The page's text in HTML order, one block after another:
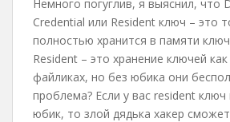
Немного погуглив, я выяснил, что
Credential или Resident ключ – это
полностью хранится в памяти
Resident – это хранение ключей
файликах, но без юбика они
проблема? Если у вас resident ключ
юбик, то злой дядька хакер